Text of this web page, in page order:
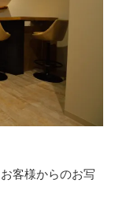
客様からのお写